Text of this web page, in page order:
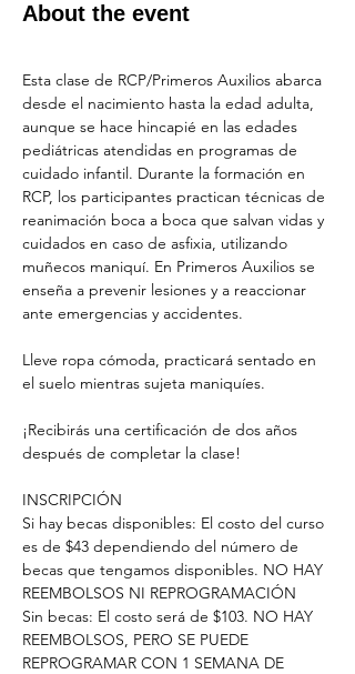
About the event
Esta clase de RCP/Primeros Auxilios abarca
desde el nacimiento hasta la edad adulta,
aunque se hace hincapié en las edades
pediátricas atendidas en programas de
cuidado infantil. Durante la formación en
RCP, los participantes practican técnicas de
reanimación boca a boca que salvan vidas y
cuidados en caso de asfixia, utilizando
muñecos maniquí. En Primeros Auxilios se
enseña a prevenir lesiones y a reaccionar
ante emergencias y accidentes.
Lleve ropa cómoda, practicará sentado en
el suelo mientras sujeta maniquíes.
¡Recibirás una certificación de dos años
después de completar la clase!
INSCRIPCIÓN
Si hay becas disponibles: El costo del curso
es de $43 dependiendo del número de
becas que tengamos disponibles. NO HAY
REEMBOLSOS NI REPROGRAMACIÓN
Sin becas: El costo será de $103. NO HAY
REEMBOLSOS, PERO SE PUEDE
REPROGRAMAR CON 1 SEMANA DE